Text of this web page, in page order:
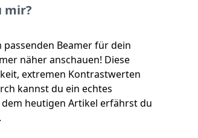
mir?
Beamer für dein
näher anschauen! Diese
extremen Kontrastwerten
kannst du ein echtes
heutigen Artikel erfährst du